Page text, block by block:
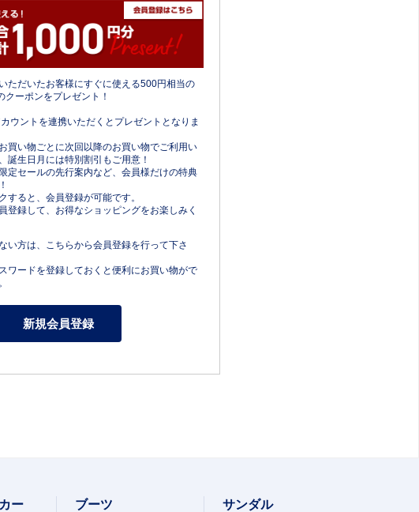
ただいたお客様にすぐに使える500円相当の
クーポンをプレゼント！
ウントを連携いただくとプレゼントとなりま
買い物ごとに次回以降のお買い物でご利用い
誕生日月には特別割引もご用意！
定セールの先行案内など、会員様だけの特典
すると、会員登録が可能です。
登録して、お得なショッピングをお楽しみく
い方は、こちらから会員登録を行って下さ
ワードを登録しておくと便利にお買い物がで
ー ブーツ サンダル